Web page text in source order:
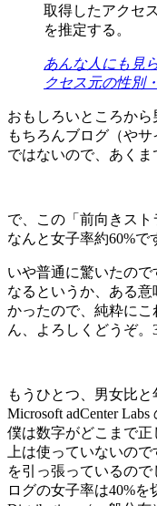
取得したアクセ
を推定する。
あんな人にも見
クセス元の性別
おもしろいところから
もちろんブログ（や
ではないので、あくま
で、この「前向きスト
なんと女子率約60%
いや普通に驚いたの
なるというか、ある
かったので、純粋に
ん、よろしくどうぞ。
もうひとつ、男女比
Microsoft adCenter Labs
僕は数字がどこまで
上は使っていないので
を引っ張っているの
ログの女子率は40%を